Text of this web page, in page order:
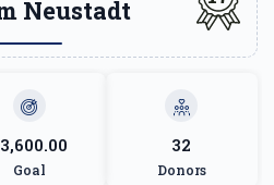
Neustadt
Goal
32
Donors